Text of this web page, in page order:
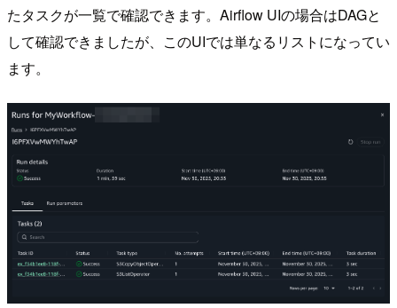
たタスクが一覧で確認できます。Airflow UIの場合はDAGと
して確認できましたが、このUIでは単なるリストになってい
ます。